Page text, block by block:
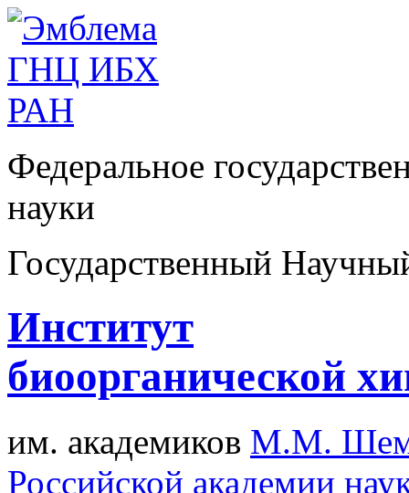
Федеральное
науки
Государственный
Институт
биоорганической
им. академиков М.М.
Российской академии